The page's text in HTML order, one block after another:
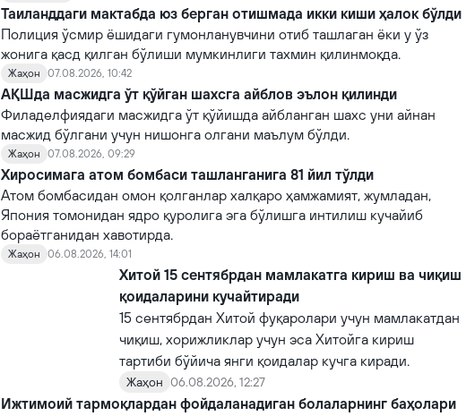
Таиланддаги мактабда юз берган отишмада икки киши ҳалок бўлди
Полиция ўсмир ёшидаги гумонланувчини отиб ташлаган ёки у ўз
жонига қасд қилган бўлиши мумкинлиги тахмин қилинмоқда.
Жаҳон 07.08.2026, 10:42
АҚШда масжидга ўт қўйган шахсга айблов эълон қилинди
Филаделфиядаги масжидга ўт қўйишда айбланган шахс уни айнан
масжид бўлгани учун нишонга олгани маълум бўлди.
Жаҳон 07.08.2026, 09:29
Хиросимага атом бомбаси ташланганига 81 йил тўлди
Атом бомбасидан омон қолганлар халқаро ҳамжамият, жумладан,
Япония томонидан ядро қуролига эга бўлишга интилиш кучайиб
бораётганидан хавотирда.
Жаҳон 06.08.2026, 14:01
Хитой 15 сентябрдан мамлакатга кириш ва чиқиш
қоидаларини кучайтиради
15 сентябрдан Хитой фуқаролари учун мамлакатдан
чиқиш, хорижликлар учун эса Хитойга кириш
тартиби бўйича янги қоидалар кучга киради.
Жаҳон 06.08.2026, 12:27
Ижтимоий тармоқлардан фойдаланадиган болаларнинг баҳолари